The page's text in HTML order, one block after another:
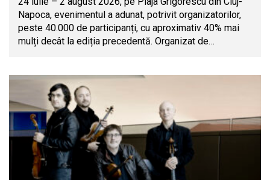
Napoca, evenimentul a adunat, potrivit organizatorilor,
peste 40.000 de participanți, cu aproximativ 40% mai
mulți decât la ediția precedentă. Organizat de…